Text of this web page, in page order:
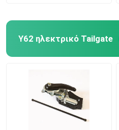
Προϊόντα
Γύρος εργοστασίων
Y62 ηλεκτρικό Tailgate